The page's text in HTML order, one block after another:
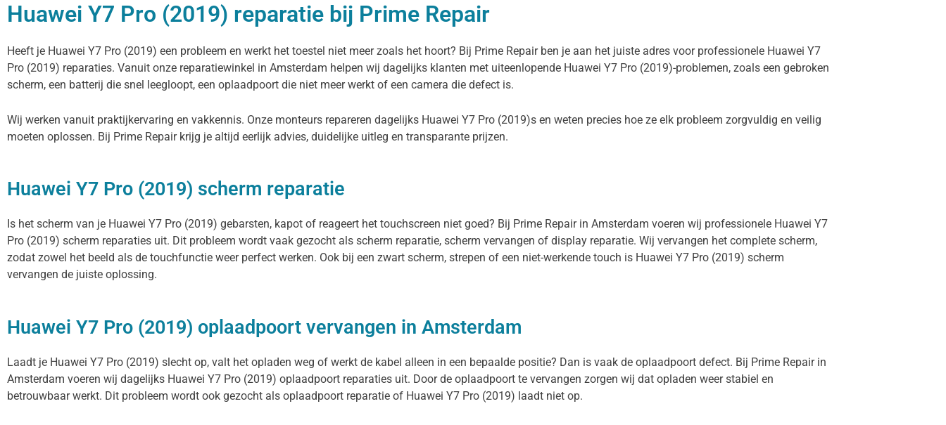
Huawei Y7 Pro (2019) reparatie bij Prime Repair
Heeft je Huawei Y7 Pro (2019) een probleem en werkt het toestel niet meer zoals het hoort? Bij Prime Repair ben je aan het juiste adres voor professionele Huawei Y7
Pro (2019) reparaties. Vanuit onze reparatiewinkel in Amsterdam helpen wij dagelijks klanten met uiteenlopende Huawei Y7 Pro (2019)-problemen, zoals een gebroken
scherm, een batterij die snel leegloopt, een oplaadpoort die niet meer werkt of een camera die defect is.
Wij werken vanuit praktijkervaring en vakkennis. Onze monteurs repareren dagelijks Huawei Y7 Pro (2019)s en weten precies hoe ze elk probleem zorgvuldig en veilig
moeten oplossen. Bij Prime Repair krijg je altijd eerlijk advies, duidelijke uitleg en transparante prijzen.
Huawei Y7 Pro (2019) scherm reparatie
Is het scherm van je Huawei Y7 Pro (2019) gebarsten, kapot of reageert het touchscreen niet goed? Bij Prime Repair in Amsterdam voeren wij professionele Huawei Y7
Pro (2019) scherm reparaties uit. Dit probleem wordt vaak gezocht als scherm reparatie, scherm vervangen of display reparatie. Wij vervangen het complete scherm,
zodat zowel het beeld als de touchfunctie weer perfect werken. Ook bij een zwart scherm, strepen of een niet-werkende touch is Huawei Y7 Pro (2019) scherm
vervangen de juiste oplossing.
Huawei Y7 Pro (2019) oplaadpoort vervangen in Amsterdam
Laadt je Huawei Y7 Pro (2019) slecht op, valt het opladen weg of werkt de kabel alleen in een bepaalde positie? Dan is vaak de oplaadpoort defect. Bij Prime Repair in
Amsterdam voeren wij dagelijks Huawei Y7 Pro (2019) oplaadpoort reparaties uit. Door de oplaadpoort te vervangen zorgen wij dat opladen weer stabiel en
betrouwbaar werkt. Dit probleem wordt ook gezocht als oplaadpoort reparatie of Huawei Y7 Pro (2019) laadt niet op.